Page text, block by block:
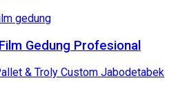
Gedung Profesional